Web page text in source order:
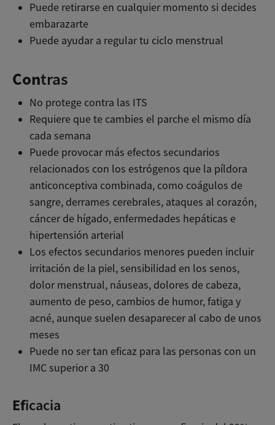
Puede retirarse en cualquier momento si decides
embarazarte
Puede ayudar a regular tu ciclo menstrual
Contras
No protege contra las ITS
Requiere que te cambies el parche el mismo día
cada semana
Puede provocar más efectos secundarios
relacionados con los estrógenos que la píldora
anticonceptiva combinada, como coágulos de
sangre, derrames cerebrales, ataques al corazón,
cáncer de hígado, enfermedades hepáticas e
hipertensión arterial
Los efectos secundarios menores pueden incluir
irritación de la piel, sensibilidad en los senos,
dolor menstrual, náuseas, dolores de cabeza,
aumento de peso, cambios de humor, fatiga y
acné, aunque suelen desaparecer al cabo de unos
meses
Puede no ser tan eficaz para las personas con un
IMC superior a 30
Eficacia